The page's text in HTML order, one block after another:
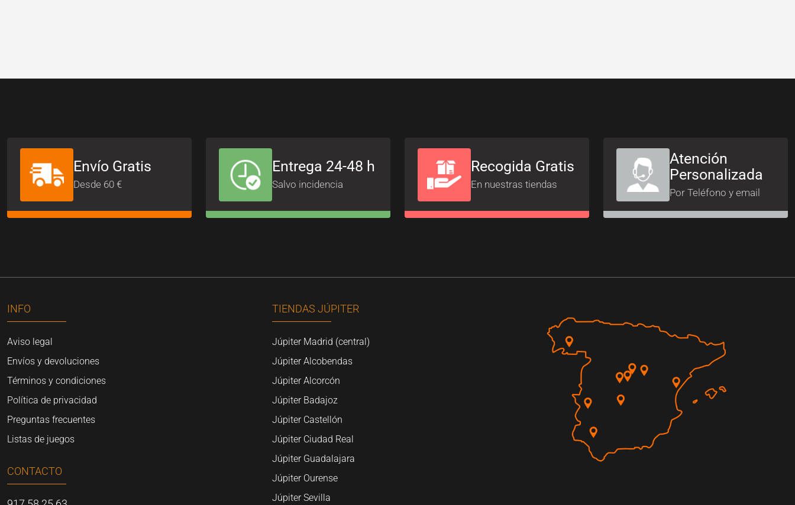
Envío Gratis
Desde 60 €
Entrega 24-48 h
Salvo incidencia
Recogida Gratis
En nuestras tiendas
Atención
Personalizada
Por Teléfono y email
INFO
Aviso legal
Envíos y devoluciones
Términos y condiciones
Política de privacidad
Preguntas frecuentes
Listas de juegos
CONTACTO
TIENDAS JÚPITER
Júpiter Madrid (central)
Júpiter Alcobendas
Júpiter Alcorcón
Júpiter Badajoz
Júpiter Castellón
Júpiter Ciudad Real
Júpiter Guadalajara
Júpiter Ourense
Júpiter Sevilla